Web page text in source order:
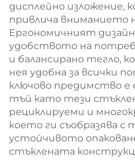
дисплейно изложение,
привлича вниманието
Ергономичният
удобството на
и балансирано тегло,
нея удобна за всички
ключово предимство е
тъй като тези
рециклируеми и
което ги съобразява
устойчивото
стъклената